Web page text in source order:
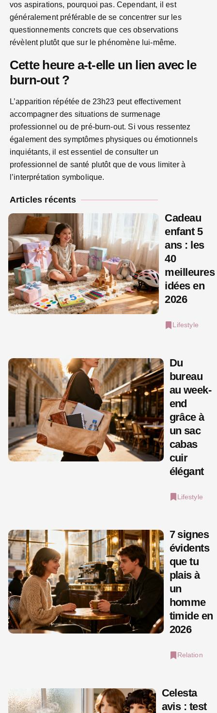
vos aspirations, pourquoi pas. Cependant, il est
généralement préférable de se concentrer sur les
questionnements concrets que ces observations
révèlent plutôt que sur le phénomène lui-même.
Cette heure a-t-elle un lien avec le
burn-out ?
L’apparition répétée de 23h23 peut effectivement
accompagner des situations de surmenage
professionnel ou de pré-burn-out. Si vous ressentez
également des symptômes physiques ou émotionnels
inquiétants, il est essentiel de consulter un
professionnel de santé plutôt que de vous limiter à
l’interprétation symbolique.
Articles récents
Cadeau
enfant 5
ans : les
40
meilleures
idées en
2026
Lifestyle
Du
bureau
au week-
end
grâce à
un sac
cabas
cuir
élégant
Lifestyle
7 signes
évidents
que tu
plais à
un
homme
timide en
2026
Relation
Celesta
avis : test